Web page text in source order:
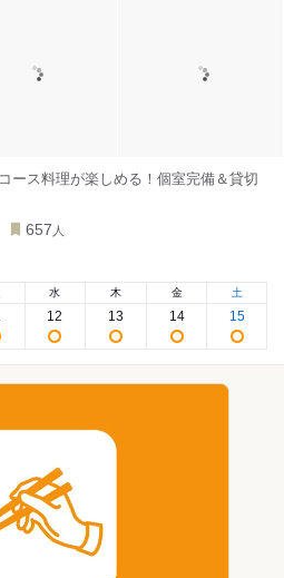
ース料理が楽しめる！個室完備＆貸切
657 人
水
12
木
13
金
14
土
15